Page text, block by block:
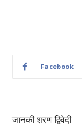
Facebook
जानकी शरण द्विवेदी